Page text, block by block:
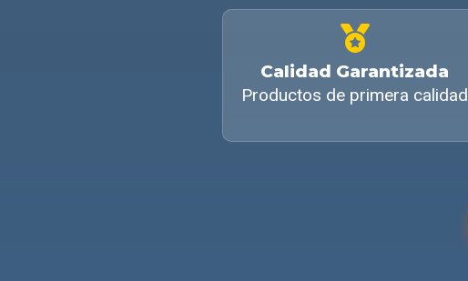
Calidad Garantizada
Productos de primera calidad